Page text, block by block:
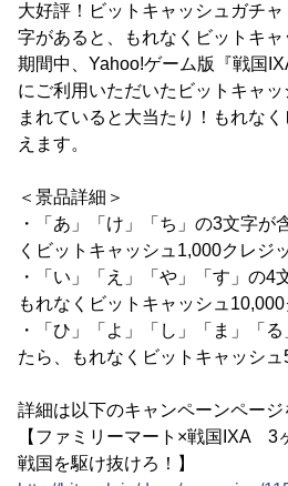
大好評！ビットキャッシュガチ
字があると、もれなくビットキャ
期間中、Yahoo!ゲーム版『戦国
にご利用いただいたビットキャ
まれていると大当たり！もれな
えます。
＜景品詳細＞
・「あ」「け」「ち」の3文字が
くビットキャッシュ1,000クレジ
・「い」「え」「や」「す」の4
もれなくビットキャッシュ10,000
・「ひ」「よ」「し」「ま」「
たら、もれなくビットキャッシュ
詳細は以下のキャンペーンページ
【ファミリーマート×戦国IXA 3
戦国を駆け抜けろ！】